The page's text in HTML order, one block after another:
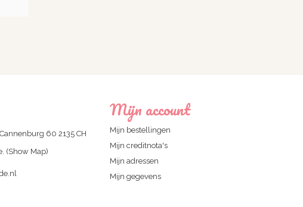
60 2135 CH
(Show Map)
Mijn account
Mijn bestellingen
Mijn creditnota's
Mijn adressen
Mijn gegevens